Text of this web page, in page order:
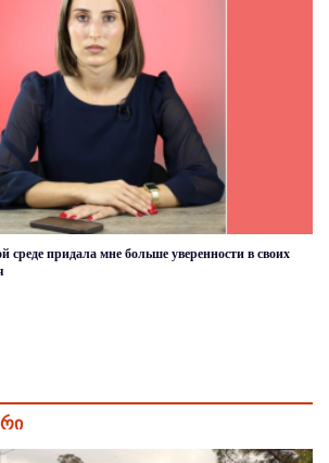
среде придала мне больше уверенности в своих